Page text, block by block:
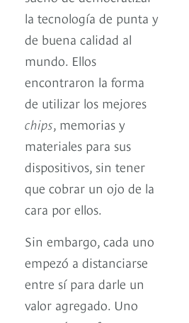
la tecnología de punta y
de buena calidad al
mundo. Ellos
encontraron la forma
de utilizar los mejores
chips, memorias y
materiales para sus
dispositivos, sin tener
que cobrar un ojo de la
cara por ellos.
Sin embargo, cada uno
empezó a distanciarse
entre sí para darle un
valor agregado. Uno